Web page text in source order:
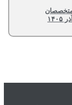
متخصصان